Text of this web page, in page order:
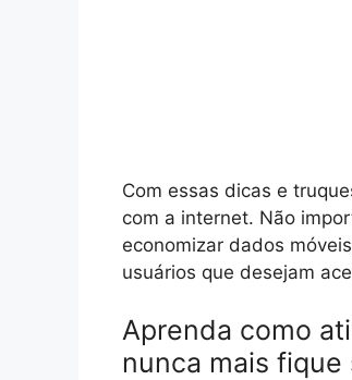
Com essas dicas e
com a internet. Não
economizar dados
usuários que desejam
Aprenda como
nunca mais fique